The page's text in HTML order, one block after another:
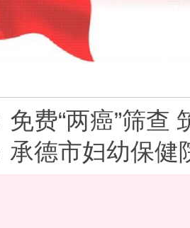
免费“两癌”筛查
承德市妇幼保健